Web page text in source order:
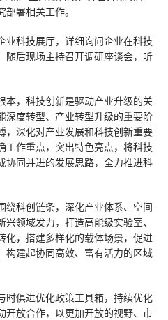
署相关工作。
业科技展厅，详细询问企业在科技
随后现场主持召开调研座谈会，听
本，科技创新是驱动产业升级的关
深度转型、产业转型升级的重要阶
，深化对产业发展和科技创新重要
工作重点，突出特色亮点，将科技
协同并进的发展思路，全力推进科
绕科创链条，深化产业体系、空间
领域发力，打造高能级实验室、
化，搭建多样化的载体场景，促进
构建起协同高效、富有活力的区域
时俱进优化政策工具箱，持续优化
开放合作，以更加开放的视野、市